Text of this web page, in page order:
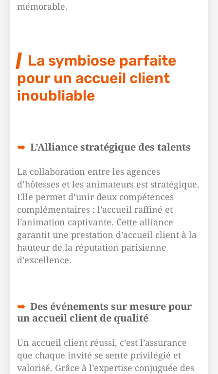
mémorable.
La symbiose parfaite
pour un accueil client
inoubliable
L’Alliance stratégique des talents
La collaboration entre les agences
d’hôtesses et les animateurs est stratégique.
Elle permet d’unir deux compétences
complémentaires : l’accueil raffiné et
l’animation captivante. Cette alliance
garantit une prestation d’accueil client à la
hauteur de la réputation parisienne
d’excellence.
Des événements sur mesure pour
un accueil client de qualité
Un accueil client réussi, c’est l’assurance
que chaque invité se sente privilégié et
valorisé. Grâce à l’expertise conjuguée des